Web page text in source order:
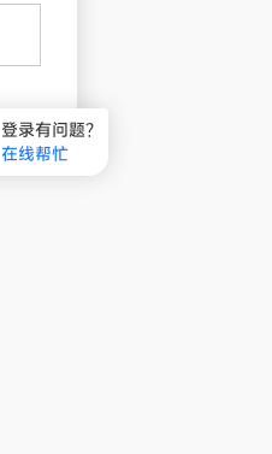
登录有问题？
在线帮忙